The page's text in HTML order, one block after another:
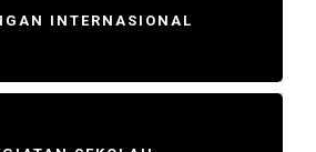
INTERNASIONAL